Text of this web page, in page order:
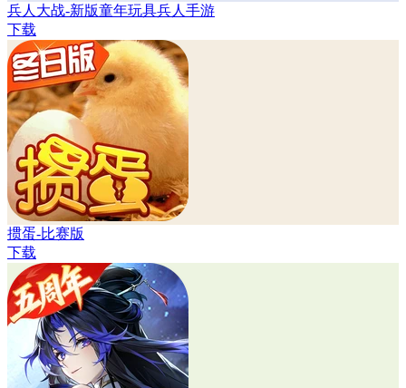
兵人大战-新版童年玩具兵人手游
下载
掼蛋-比赛版
下载